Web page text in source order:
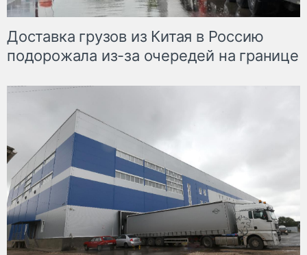
Доставка грузов из Китая в Россию
подорожала из-за очередей на границе